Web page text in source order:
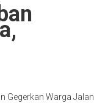
Gegerkan Warga Jalan